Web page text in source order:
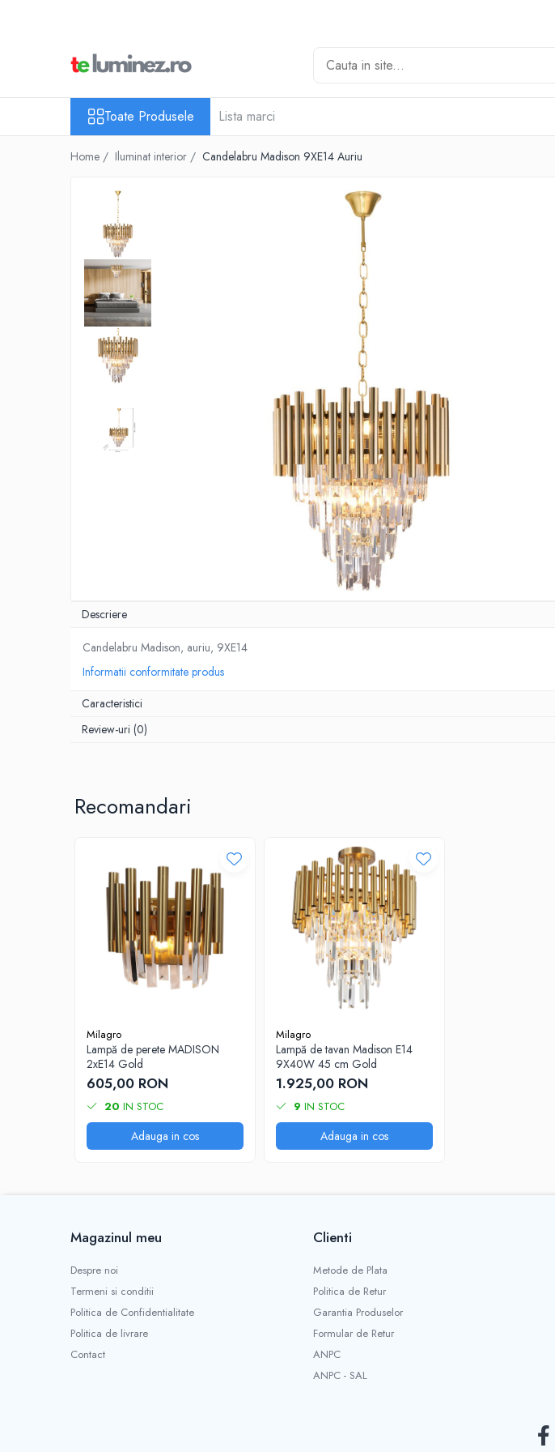
Toate Produsele
Toate Produsele Lista marci
Home / Iluminat interior / Candelabru Madison 9XE14 Auriu
Descriere
Candelabru Madison, auriu, 9XE14
Informatii conformitate produs
Caracteristici
Review-uri (0)
Recomandari
Milagro
Lampă de perete MADISON
2xE14 Gold
605,00 RON
20 IN STOC
Adauga in cos
Milagro
Lampă de tavan Madison E14
9X40W 45 cm Gold
1.925,00 RON
9 IN STOC
Adauga in cos
Magazinul meu
Despre noi
Termeni si conditii
Politica de Confidentialitate
Politica de livrare
Contact
Clienti
Metode de Plata
Politica de Retur
Garantia Produselor
Formular de Retur
ANPC
ANPC - SAL